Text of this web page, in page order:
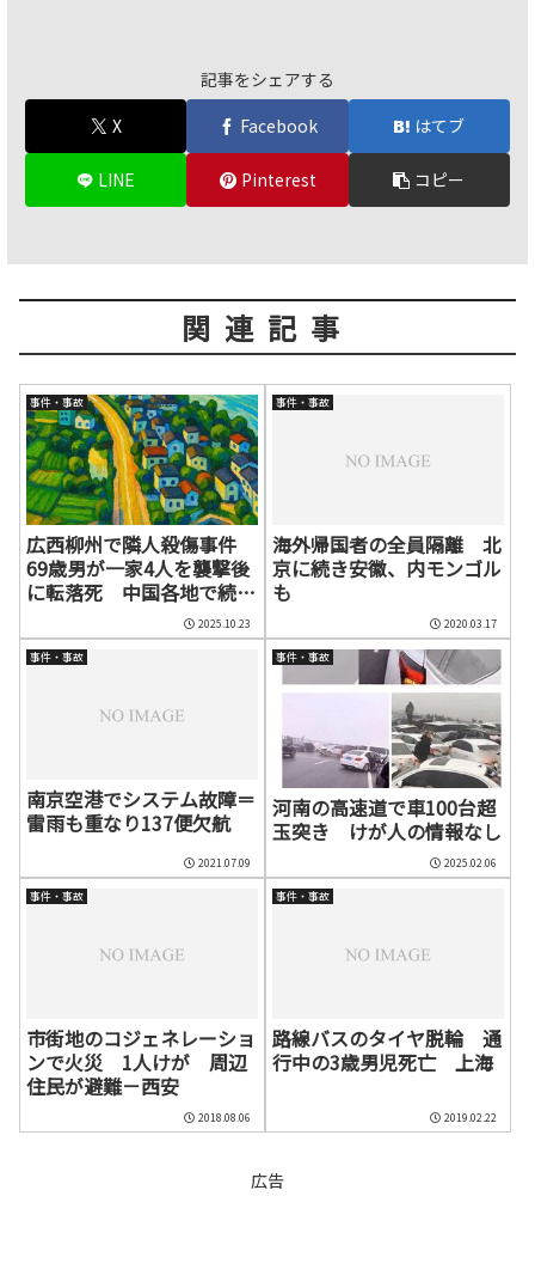
記事をシェアする
X
Facebook はてブ
LINE Pinterest コピー
関連記事
事件・事故
広西柳州で隣人殺傷事件
69歳男が一家4人を襲撃後
に転落死 中国各地で続発
する近隣トラブル型殺人
2025.10.23
事件・事故
海外帰国者の全員隔離 北
京に続き安徽、内モンゴル
も
2020.03.17
事件・事故
南京空港でシステム故障＝
雷雨も重なり137便欠航
2021.07.09
事件・事故
河南の高速道で車100台超
玉突き けが人の情報なし
2025.02.06
事件・事故
市街地のコジェネレーショ
ンで火災 1人けが 周辺
住民が避難－西安
2018.08.06
事件・事故
路線バスのタイヤ脱輪 通
行中の3歳男児死亡 上海
2019.02.22
広告